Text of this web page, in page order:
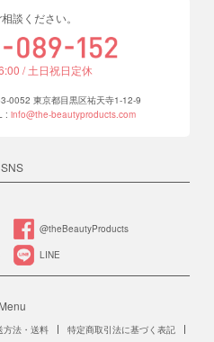
談ください。
/ 土日祝日定休
0052 東京都目黒区祐天寺1-12-9
: info@the-beautyproducts.com
SNS
@theBeautyProducts
LINE
Menu
方法・送料
特定商取引法に基づく表記